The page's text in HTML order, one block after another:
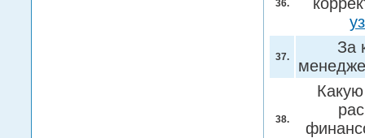
36.
37.
За
38.